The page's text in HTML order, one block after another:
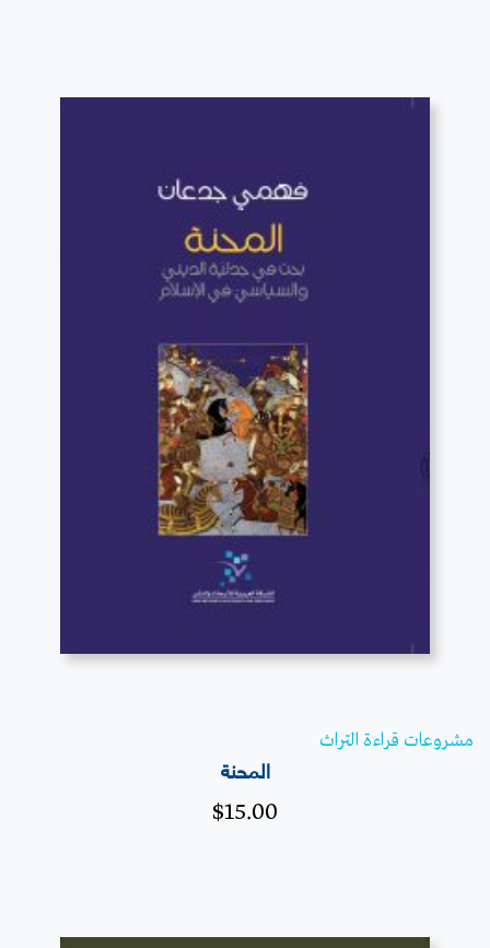
مشروعات قراءة التراث
المحنة
$15.00